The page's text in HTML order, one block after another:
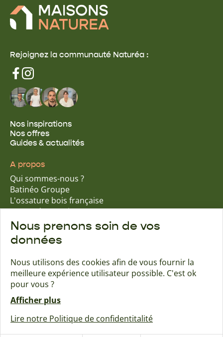
Rejoignez la communauté Naturéa :
Nos inspirations
Nos offres
Guides & actualités
A propos
Qui sommes-nous ?
Batinéo Groupe
L'ossature bois française
15 ans d'expertise
Nos engagements écologiques
Nos garanties assurantielles
Trouver une agence Contact
Créé avec passion par Pure illusion
Nous prenons soin de vos
données
Nous utilisons des cookies afin de vous fournir la
meilleure expérience utilisateur possible. C'est ok
pour vous ?
Afficher plus
Lire notre Politique de confidentitalité